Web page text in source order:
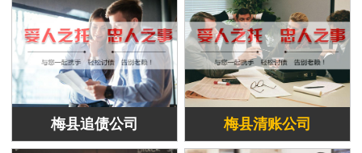
梅县追债公司 梅县清账公司